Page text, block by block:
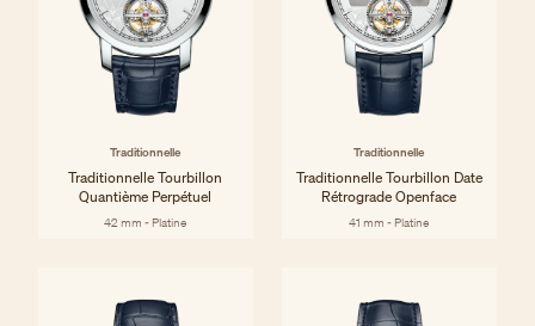
Traditionnelle
Traditionnelle Tourbillon
Quantième Perpétuel
42 mm - Platine
Traditionnelle
Traditionnelle Tourbillon Date
Rétrograde Openface
41 mm - Platine